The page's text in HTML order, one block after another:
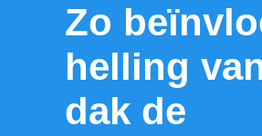
Zo
helling
dak de